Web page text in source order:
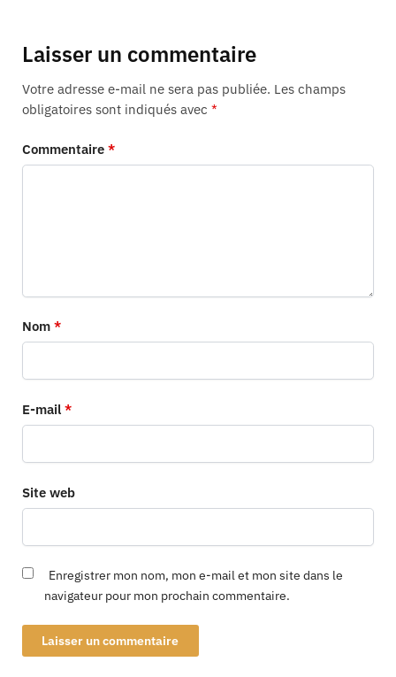
Laisser un commentaire
Votre adresse e-mail ne sera pas publiée. Les champs
obligatoires sont indiqués avec *
Commentaire *
Nom *
E-mail *
Site web
Enregistrer mon nom, mon e-mail et mon site dans le
navigateur pour mon prochain commentaire.